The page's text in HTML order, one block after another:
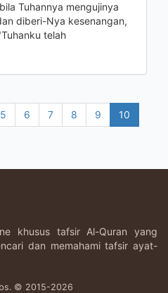
Tuhannya mengujinya
diberi-Nya kesenangan,
telah
5 6 7 8 9
10
khusus tafsir Al-Quran yang
dan memahami tafsir ayat-
© 2015-2026